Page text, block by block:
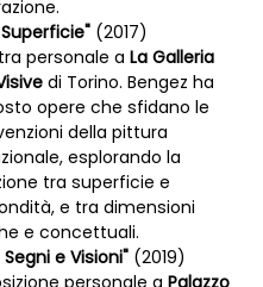
(2017)
personale a La Galleria
di Torino. Bengez ha
opere che sfidano le
della pittura
esplorando la
tra superficie e
e tra dimensioni
e concettuali.
Segni e Visioni" (2019)
personale a Palazzo